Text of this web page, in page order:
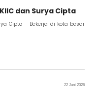
dan Surya Cipta
Cipta - Bekerja di kota besar
22 Juni 2026